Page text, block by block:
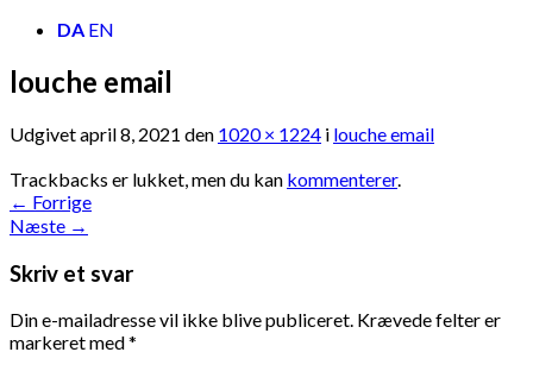
DA EN
louche email
Udgivetapril 8, 2021 den 1020 × 1224 i louche email
Trackbacks er lukket, men du kan kommenterer.
← Forrige
Næste →
Skriv et svar
Din e-mailadresse vil ikke blive publiceret. Krævede felter er
markeret med*